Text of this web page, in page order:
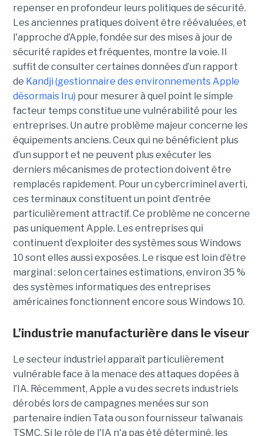
repenser en profondeur leurs politiques de sécurité.
Les anciennes pratiques doivent être réévaluées, et
l'approche d’Apple, fondée sur des mises à jour de
sécurité rapides et fréquentes, montre la voie. Il
suffit de consulter certaines données d’un rapport
de Kandji (gestionnaire des environnements Apple
désormais Iru) pour mesurer à quel point le simple
facteur temps constitue une vulnérabilité pour les
entreprises. Un autre problème majeur concerne les
équipements anciens. Ceux qui ne bénéficient plus
d’un support et ne peuvent plus exécuter les
derniers mécanismes de protection doivent être
remplacés rapidement. Pour un cybercriminel averti,
ces terminaux constituent un point d’entrée
particulièrement attractif. Ce problème ne concerne
pas uniquement Apple. Les entreprises qui
continuent d’exploiter des systèmes sous Windows
10 sont elles aussi exposées. Le risque est loin d’être
marginal : selon certaines estimations, environ 35 %
des systèmes informatiques des entreprises
américaines fonctionnent encore sous Windows 10.
L’industrie manufacturière dans le viseur
Le secteur industriel apparaît particulièrement
vulnérable face à la menace des attaques dopées à
l’IA. Récemment, Apple a vu des secrets industriels
dérobés lors de campagnes menées sur son
partenaire indien Tata ou son fournisseur taïwanais
TSMC. Si le rôle de l'IA n'a pas été déterminé, les